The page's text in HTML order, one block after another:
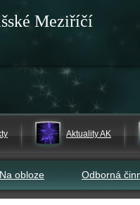
Meziříčí
Aktuality AK
Na obloze Odborná